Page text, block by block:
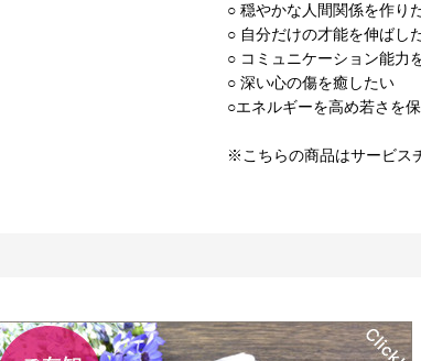
○ 穏やかな人間関係を作り
○ 自分だけの才能を伸ばし
○ コミュニケーション能力
○ 深い心の傷を癒したい
○エネルギーを高め若さを
※こちらの商品はサービス